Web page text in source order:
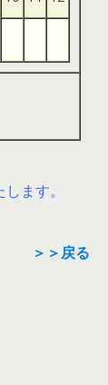
ます。
＞＞戻る